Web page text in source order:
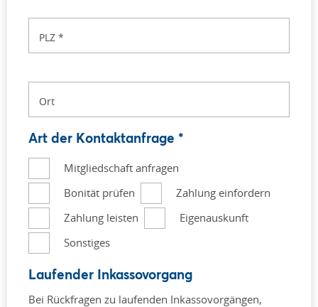
PLZ *
Ort
Art der Kontaktanfrage *
*
Mitgliedschaft anfragen
Bonität prüfen
Zahlung einfordern
Zahlung leisten
Eigenauskunft
Sonstiges
Laufender Inkassovorgang
Bei Rückfragen zu laufenden Inkassovorgängen,